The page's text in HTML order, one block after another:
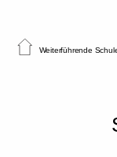
Weiterführende